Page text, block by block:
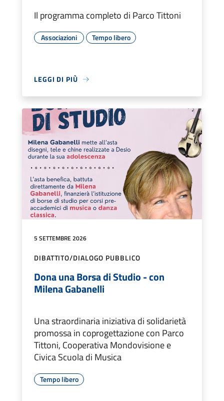
Il programma completo di Parco Tittoni
Associazioni Tempo libero
LEGGI DI PIÙ
5 SETTEMBRE 2026
DIBATTITO/DIALOGO PUBBLICO
Dona una Borsa di Studio - con
Milena Gabanelli
Una straordinaria iniziativa di solidarietà
promossa in coprogettazione con Parco
Tittoni, Cooperativa Mondovisione e
Civica Scuola di Musica
Tempo libero